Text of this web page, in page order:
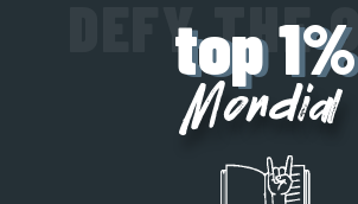
top 1%
Mondial